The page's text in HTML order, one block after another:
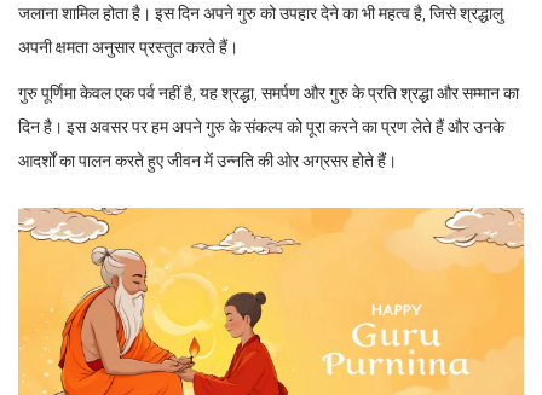
जलाना शामिल होता है। इस दिन अपने गुरु को उपहार देने का भी महत्व है, जिसे श्रद्धालु
अपनी क्षमता अनुसार प्रस्तुत करते हैं।
गुरु पूर्णिमा केवल एक पर्व नहीं है, यह श्रद्धा, समर्पण और गुरु के प्रति श्रद्धा और सम्मान का
दिन है। इस अवसर पर हम अपने गुरु के संकल्प को पूरा करने का प्रण लेते हैं और उनके
आदर्शों का पालन करते हुए जीवन में उन्नति की ओर अग्रसर होते हैं।